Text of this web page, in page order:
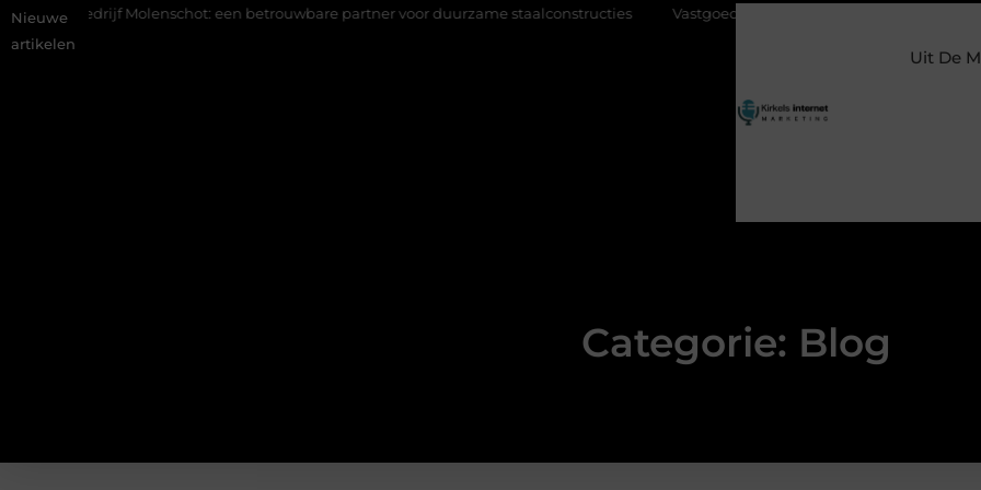
Nieuwe
artikelen
Molenschot: een betrouwbare partner voor duurzame staalconstructies Vastgoed klanten genereren met online
Uit De
Categorie: Blog